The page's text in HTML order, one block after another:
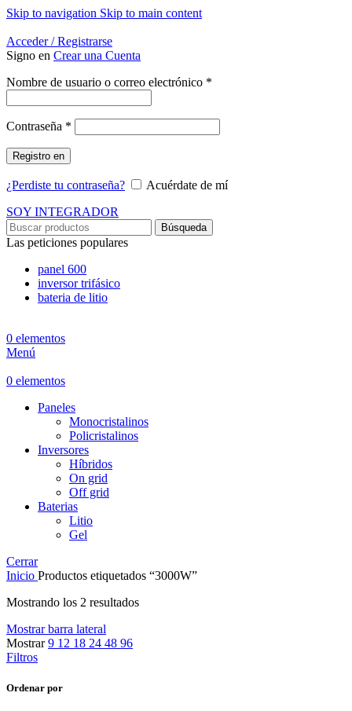
Skip to navigation Skip to main content
Acceder / Registrarse
Signo en Crear una Cuenta
Nombre de usuario o correo electrónico *
Contraseña *
Registro en
¿Perdiste tu contraseña?
Acuérdate de mí
SOY INTEGRADOR
Búsqueda
Las peticiones populares
panel 600
inversor trifásico
bateria de litio
0 elementos
Menú
0 elementos
Paneles
Monocristalinos
Policristalinos
Inversores
Híbridos
On grid
Off grid
Baterias
Litio
Gel
Cerrar
Inicio Productos etiquetados “3000W”
Mostrando los 2 resultados
Mostrar barra lateral
Mostrar9 12 18 24 48 96
Filtros
Ordenar por